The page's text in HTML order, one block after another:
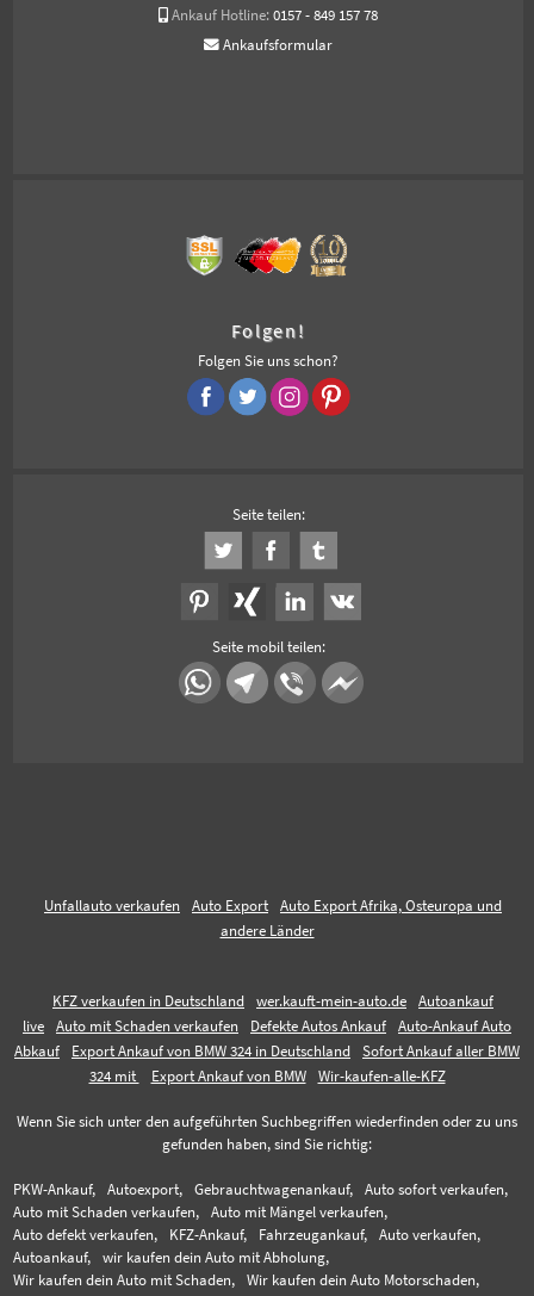
Ankauf Hotline: 0157 - 849 157 78
Ankaufsformular
Folgen!
Folgen Sie uns schon?
Seite teilen:
Seite mobil teilen:
Unfallauto verkaufen Auto Export
Auto Export Afrika, Osteuropa und
andere Länder
KFZ verkaufen in Deutschland wer.kauft-mein-auto.de
Autoankauf
live
Auto mit Schaden verkaufen Defekte Autos Ankauf
Auto-Ankauf Auto
Abkauf
Export Ankauf von BMW 324 in Deutschland
Sofort Ankauf aller BMW
324 mit
Export Ankauf von BMW Wir-kaufen-alle-KFZ
Wenn Sie sich unter den aufgeführten Suchbegriffen wiederfinden oder zu uns
gefunden haben, sind Sie richtig:
PKW-Ankauf, Autoexport, Gebrauchtwagenankauf,
Auto sofort verkaufen,
Auto mit Schaden verkaufen,
Auto mit Mängel verkaufen,
Auto defekt verkaufen,
KFZ-Ankauf, Fahrzeugankauf,
Auto verkaufen,
Autoankauf,
wir kaufen dein Auto mit Abholung,
Wir kaufen dein Auto mit Schaden,
Wir kaufen dein Auto Motorschaden,